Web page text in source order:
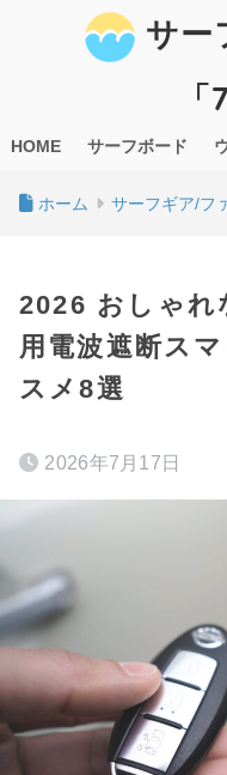
サー
HOME サーフボード
ホーム サーフギア/フ
2026 おしゃれ
用電波遮断ス
スメ8選
2026年7月17日